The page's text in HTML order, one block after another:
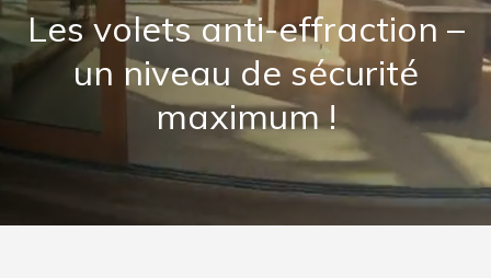
Les volets anti-effraction –
un niveau de sécurité
maximum !